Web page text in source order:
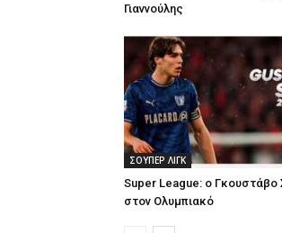
Γιαννούλης
ΣΟΥΠΕΡ ΛΙΓΚ
Super League: ο Γκουστάβο
στον Ολυμπιακό